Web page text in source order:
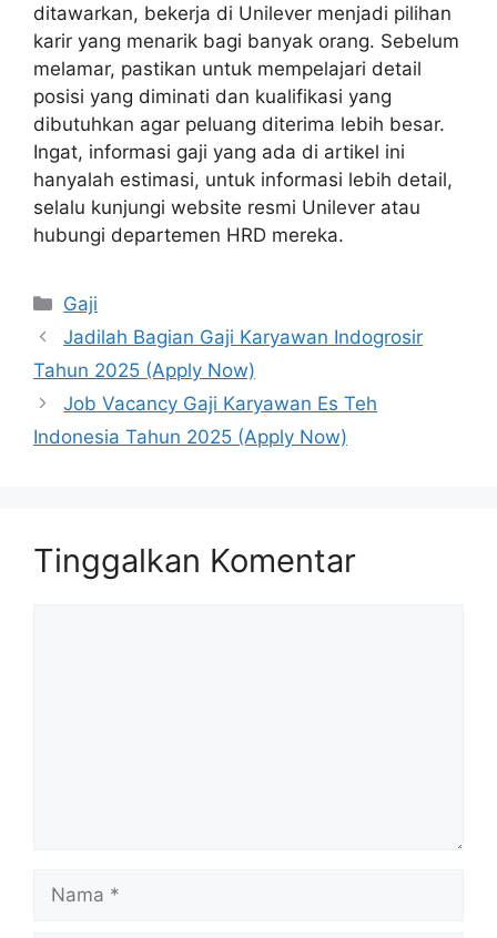
ditawarkan, bekerja di Unilever menjadi pilihan
karir yang menarik bagi banyak orang. Sebelum
melamar, pastikan untuk mempelajari detail
posisi yang diminati dan kualifikasi yang
dibutuhkan agar peluang diterima lebih besar.
Ingat, informasi gaji yang ada di artikel ini
hanyalah estimasi, untuk informasi lebih detail,
selalu kunjungi website resmi Unilever atau
hubungi departemen HRD mereka.
Kategori
Gaji
Jadilah Bagian Gaji Karyawan Indogrosir
Tahun 2025 (Apply Now)
Job Vacancy Gaji Karyawan Es Teh
Indonesia Tahun 2025 (Apply Now)
Tinggalkan Komentar